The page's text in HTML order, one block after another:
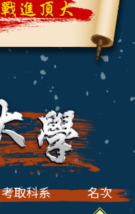
考取科系 名次